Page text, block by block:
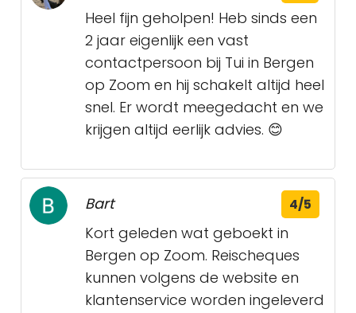
Heel fijn geholpen! Heb sinds een
2 jaar eigenlijk een vast
contactpersoon bij Tui in Bergen
op Zoom en hij schakelt altijd heel
snel. Er wordt meegedacht en we
krijgen altijd eerlijk advies. 😊
Bart 4/5
Kort geleden wat geboekt in
Bergen op Zoom. Reischeques
kunnen volgens de website en
klantenservice worden ingeleverd